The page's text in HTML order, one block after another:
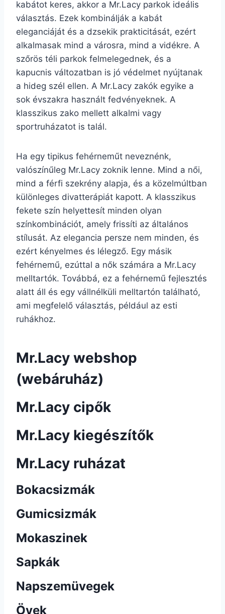
kabátot keres, akkor a Mr.Lacy parkok ideális
választás. Ezek kombinálják a kabát
eleganciáját és a dzsekik prakticitását, ezért
alkalmasak mind a városra, mind a vidékre. A
szőrös téli parkok felmelegednek, és a
kapucnis változatban is jó védelmet nyújtanak
a hideg szél ellen. A Mr.Lacy zakók egyike a
sok évszakra használt fedvényeknek. A
klasszikus zako mellett alkalmi vagy
sportruházatot is talál.
Ha egy tipikus fehérneműt neveznénk,
valószínűleg Mr.Lacy zoknik lenne. Mind a női,
mind a férfi szekrény alapja, és a közelmúltban
különleges divatterápiát kapott. A klasszikus
fekete szín helyettesít minden olyan
színkombinációt, amely frissíti az általános
stílusát. Az elegancia persze nem minden, és
ezért kényelmes és lélegző. Egy másik
fehérnemű, ezúttal a nők számára a Mr.Lacy
melltartók. Továbbá, ez a fehérnemű fejlesztés
alatt áll és egy vállnélküli melltartón található,
ami megfelelő választás, például az esti
ruhákhoz.
Mr.Lacy webshop
(webáruház)
Mr.Lacy cipők
Mr.Lacy kiegészítők
Mr.Lacy ruházat
Bokacsizmák
Gumicsizmák
Mokaszinek
Sapkák
Napszemüvegek
Övek